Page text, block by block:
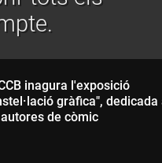
l'exposició
gràfica", dedicada
de còmic